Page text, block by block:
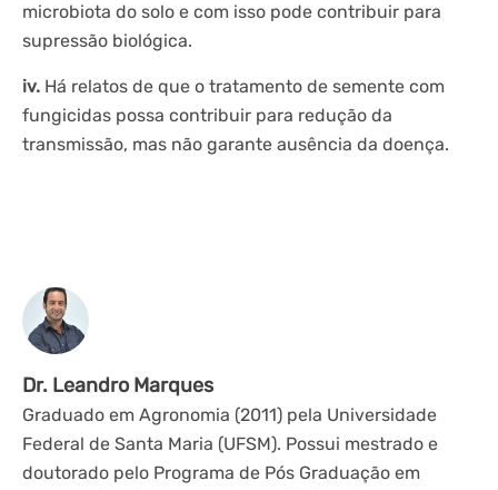
microbiota do solo e com isso pode contribuir para
supressão biológica.
iv. Há relatos de que o tratamento de semente com
fungicidas possa contribuir para redução da
transmissão, mas não garante ausência da doença.
Dr. Leandro Marques
Graduado em Agronomia (2011) pela Universidade
Federal de Santa Maria (UFSM). Possui mestrado e
doutorado pelo Programa de Pós Graduação em